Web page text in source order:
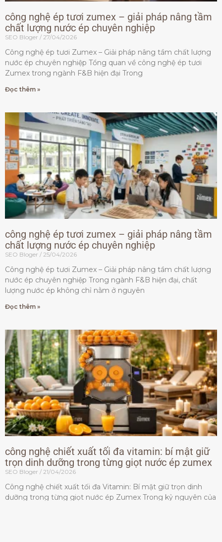
công nghệ ép tươi zumex – giải pháp nâng tầm
chất lượng nước ép chuyên nghiệp
SEO Bloger 27/04/2026
Công nghệ ép tươi Zumex – Giải pháp nâng tầm chất lượng
nước ép chuyên nghiệp Tổng quan về công nghệ ép tươi
Zumex trong ngành F&B hiện đại Trong
Đọc thêm »
công nghệ ép tươi zumex – giải pháp nâng tầm
chất lượng nước ép chuyên nghiệp
SEO Bloger 25/04/2026
Công nghệ ép tươi Zumex – Giải pháp nâng tầm chất lượng
nước ép chuyên nghiệp Trong ngành F&B hiện đại, chất
lượng nước ép không chỉ nằm ở nguyên
Đọc thêm »
công nghệ chiết xuất tối đa vitamin: bí mật giữ
trọn dinh dưỡng trong từng giọt nước ép zumex
SEO Bloger 21/04/2026
Công nghệ chiết xuất tối đa Vitamin: Bí mật giữ trọn dinh
dưỡng trong từng giọt nước ép Zumex Trong kỷ nguyên của